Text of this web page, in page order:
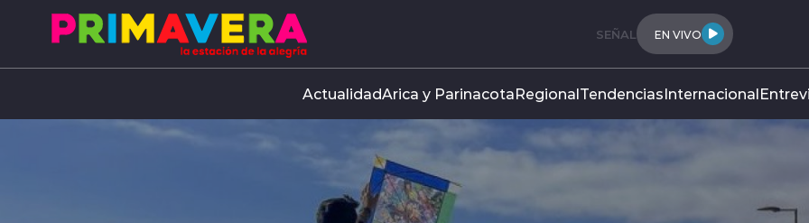
SEÑAL EN VIVO
ActualidadArica y ParinacotaRegionalTendenciasInternacional